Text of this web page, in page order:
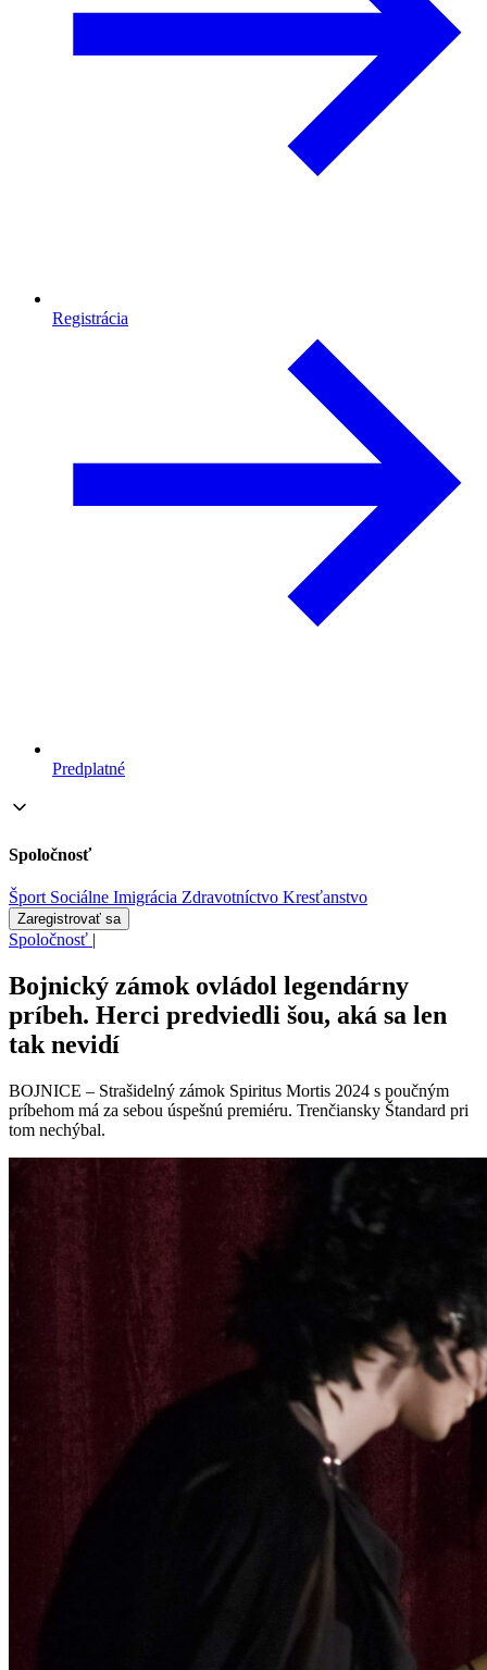
Registrácia
Predplatné
Spoločnosť
Šport Sociálne Imigrácia Zdravotníctvo Kresťanstvo
Zaregistrovať sa
Spoločnosť |
Bojnický zámok ovládol legendárny
príbeh. Herci predviedli šou, aká sa len
tak nevidí
BOJNICE – Strašidelný zámok Spiritus Mortis 2024 s poučným
príbehom má za sebou úspešnú premiéru. Trenčiansky Štandard pri
tom nechýbal.